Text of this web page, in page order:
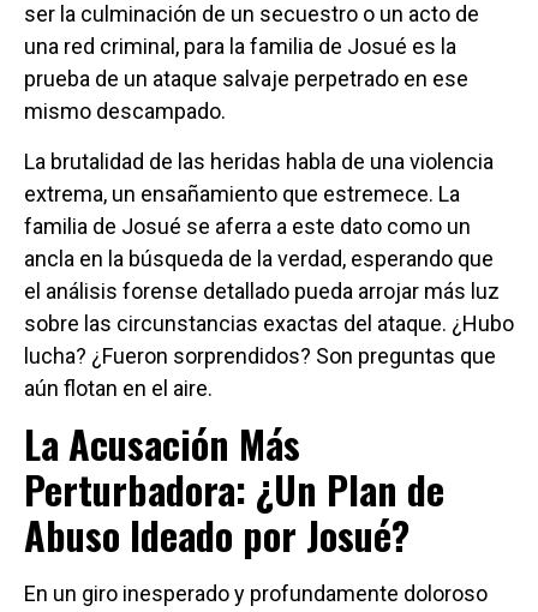
ser la culminación de un secuestro o un acto de
una red criminal, para la familia de Josué es la
prueba de un ataque salvaje perpetrado en ese
mismo descampado.
La brutalidad de las heridas habla de una violencia
extrema, un ensañamiento que estremece. La
familia de Josué se aferra a este dato como un
ancla en la búsqueda de la verdad, esperando que
el análisis forense detallado pueda arrojar más luz
sobre las circunstancias exactas del ataque. ¿Hubo
lucha? ¿Fueron sorprendidos? Son preguntas que
aún flotan en el aire.
La Acusación Más
Perturbadora: ¿Un Plan de
Abuso Ideado por Josué?
En un giro inesperado y profundamente doloroso